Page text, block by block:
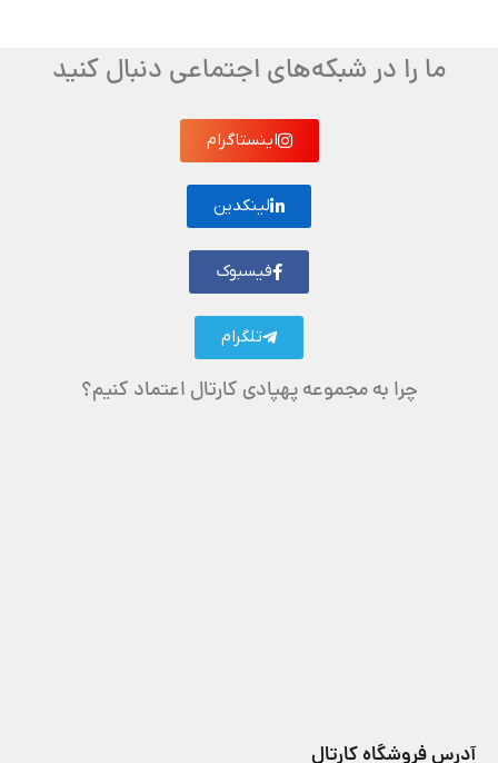
ما را در شبکه‌های اجتماعی دنبال کنید
اینستاگرام
لینکدین
فیسبوک
تلگرام
چرا به مجموعه پهپادی کارتال اعتماد کنیم؟
آدرس فروشگاه کارتال